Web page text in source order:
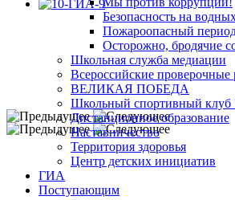
Безопасность на
Пожароопасный
Осторожно, бродячие
Школьная служба медиации
Всероссийские проверочные
ВЕЛИКАЯ ПОБЕДА
Школьный спортивный
Дистанционное образование
Наставничество
Территория здоровья
Центр детских инициатив
ГИА
Поступающим